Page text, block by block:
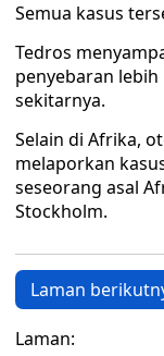
Semua kasus
Tedros
penyebaran
sekitarnya.
Selain di Afrika,
melaporkan
seseorang asal
Stockholm.
Laman
Laman: